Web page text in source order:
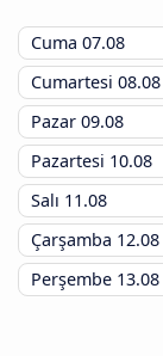
Cuma 07.08
Cumartesi 08.08
Pazar 09.08
Pazartesi 10.08
Salı 11.08
Çarşamba 12.08
Perşembe 13.08